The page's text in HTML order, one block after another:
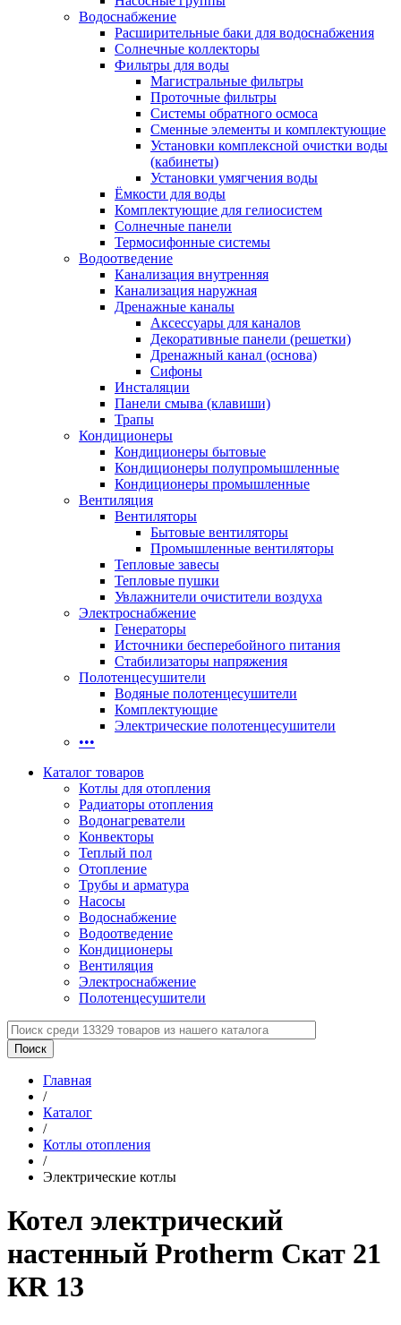
Водоснабжение
Расширительные баки для водоснабжения
Солнечные коллекторы
Фильтры для воды
Магистральные фильтры
Проточные фильтры
Системы обратного осмоса
Сменные элементы и комплектующие
Установки комплексной очистки воды
(кабинеты)
Установки умягчения воды
Ёмкости для воды
Комплектующие для гелиосистем
Солнечные панели
Термосифонные системы
Водоотведение
Канализация внутренняя
Канализация наружная
Дренажные каналы
Аксессуары для каналов
Декоративные панели (решетки)
Дренажный канал (основа)
Сифоны
Инсталяции
Панели смыва (клавиши)
Трапы
Кондиционеры
Кондиционеры бытовые
Кондиционеры полупромышленные
Кондиционеры промышленные
Вентиляция
Вентиляторы
Бытовые вентиляторы
Промышленные вентиляторы
Тепловые завесы
Тепловые пушки
Увлажнители очистители воздуха
Электроснабжение
Генераторы
Источники бесперебойного питания
Стабилизаторы напряжения
Полотенцесушители
Водяные полотенцесушители
Комплектующие
Электрические полотенцесушители
•••
Каталог товаров
Котлы для отопления
Радиаторы отопления
Водонагреватели
Конвекторы
Теплый пол
Отопление
Трубы и арматура
Насосы
Водоснабжение
Водоотведение
Кондиционеры
Вентиляция
Электроснабжение
Полотенцесушители
Главная
/
Каталог
/
Котлы отопления
/
Электрические котлы
Котел электрический
настенный Protherm Скат 21
КR 13